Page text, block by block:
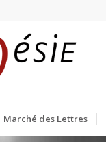
Marché des Lettres